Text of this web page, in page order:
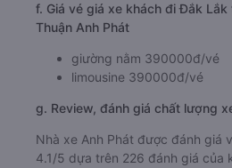
f. Giá vé giá xe khách đi Đắk Lắk
Thuận Anh Phát
giường nằm 390000đ/vé
limousine 390000đ/vé
g. Review, đánh giá chất lượng
Nhà xe Anh Phát được đánh giá
4.1/5 dựa trên 226 đánh giá của